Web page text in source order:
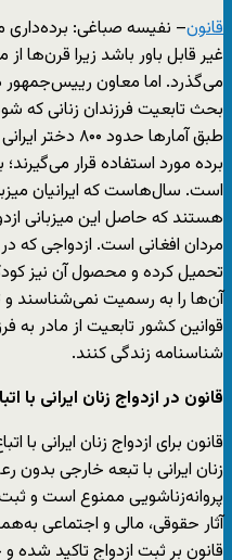
قانون– نفیسه صباغی: برده‌داری
غیر قابل باور باشد زیرا قرن‌ها
می‌گذرد. اما معاون رییس‌‌‌جمهور
بحث تابعیت فرزندان زنانی که
طبق آمارها
برده مورد استفاده قرار
است. سال‌هاست که ایرانیان
هستند که حاصل این میزبانی
مردان افغانی است. ازدواجی که
تحمیل کرده و محصول آن نیز
قوانین کشور تابعیت از مادر به
شناسنامه زندگی کنند.
قانون در ازدواج زنان ایرانی با
قانون برای ازدواج زنان ایرانی با
پروانه‌زناشویی ممنوع است و ثبت
آثار حقوقی، مالی و اجتماعی
قانون بر ثبت ازدواج تاکید شده